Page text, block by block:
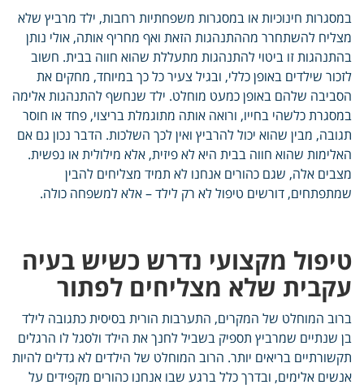
במסגרות חינוכיות או במסגרות משפחתיות רחבות, ילד מרביץ שלא
מצליח להשתחרר מההתנהגות הזאת ואף מחריף אותה, אולי נותן
בהתנהגות זו ביטוי להתנהגות מתעללת שהוא חווה בבית. חשוב
לזכור שילדים באופן כללי, ובגיל צעיר כל כך במיוחד, מחקים את
הסביבה שלהם באופן כמעט מוחלט. ילד שנחשף להתנהגות אלימה
במסגרת כלשהי בחייו, ורואה אותה מתוגמלת בריצוי, פחד או חוסר
תגובה, מבין שהוא יכול להרביץ ואין לכך השלכות. הדבר נכון גם אם
האלימות שהוא חווה בבית היא לא פיזית, אלא מילולית או נפשית.
מצבים אלה, שגם כהורים אנחנו לא תמיד מצליחים להבין
שמתפתחים, דורשים טיפול לא רק לילד – אלא למשפחה כולה.
טיפול מקצועי נדרש כשיש בעיה
עקבית שלא מצליחים לפתור
ברוב המוחלט של המקרים, התערבות הורית בסיסית כתגובה לילד
בן שנתיים שמרביץ תספיק בשביל לחנך את הילד ולסגל לו הרגלים
תקשורתיים בריאים יותר. הרוב המוחלט של הילדים לא גדלים להיות
אנשים אלימים, ובדרך כלל ברגע שבו אנחנו כהורים מקפידים על